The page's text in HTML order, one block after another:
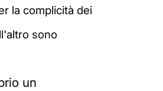
la complicità dei
sono
un